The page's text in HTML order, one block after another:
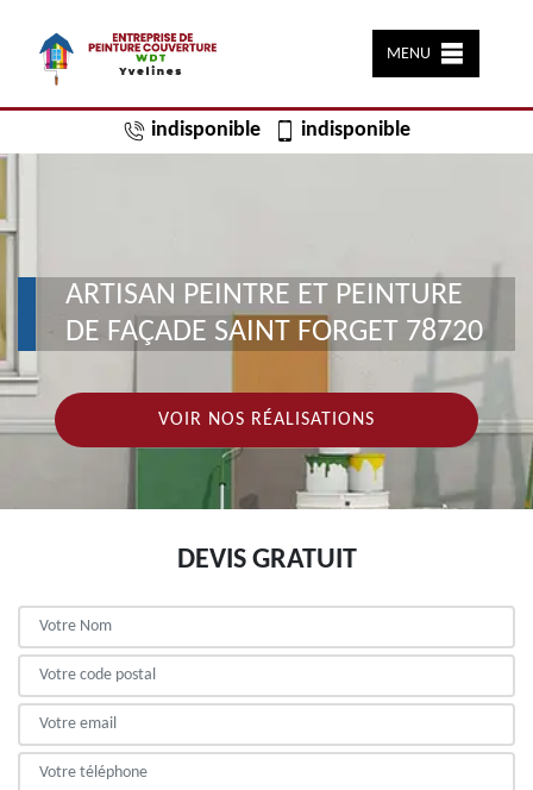
MENU
indisponible indisponible
ARTISAN PEINTRE ET PEINTURE
DE FAÇADE SAINT FORGET 78720
VOIR NOS RÉALISATIONS
DEVIS GRATUIT